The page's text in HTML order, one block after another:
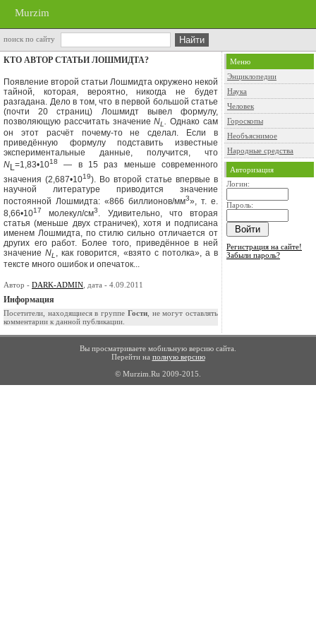
Murzim
поиск по сайту
КТО АВТОР СТАТЬИ ЛОШМИДТА?
Появление второй статьи Лошмидта окружено некой
тайной, ко­торая, вероятно, никогда не будет
разгадана. Дело в том, что в первой большой статье
(почти 20 страниц) Лошмидт вывел фор­мулу,
позволяющую рассчитать значениеNL.Однако сам
он этот расчёт почему-то не сделал. Если в
приведённую формулу под­ставить известные
экспериментальные данные, получится, что
NL =1,83•1018
— в 15 раз меньше современного
значения (2,687•1019). Во второй статье впервые в
научной литературе при­водится значение
постоянной Лошмидта: «866 биллионов/мм3», т. е.
8,66•1017 молекул/см3
. Удивительно, что вторая
статья (мень­ше двух страничек), хотя и подписана
именем Лошмидта, по сти­лю сильно отличается от
других его работ. Более того, приведён­ное в ней
значениеNL
, как говорится, «взято с потолка», а в
тексте много ошибок и опечаток...
Автор - DARK-ADMIN , дата - 4.09.2011
Информация
Посетители, находящиеся в группе Гости, не могут оставлять
комментарии к данной публикации.
Меню
Энциклопедии
Наука
Человек
Гороскопы
Необъяснимое
Народные средства
Авторизация
Логин:
Пароль:
Регистрация на сайте!
Забыли пароль?
Вы просматриваете мобильную версию сайта.
Перейти на полную версию
© Murzim.Ru 2009-2015.